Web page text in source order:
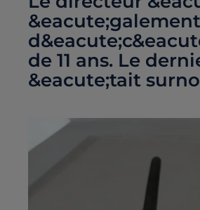
de 11 ans. Le
&eacute;tait